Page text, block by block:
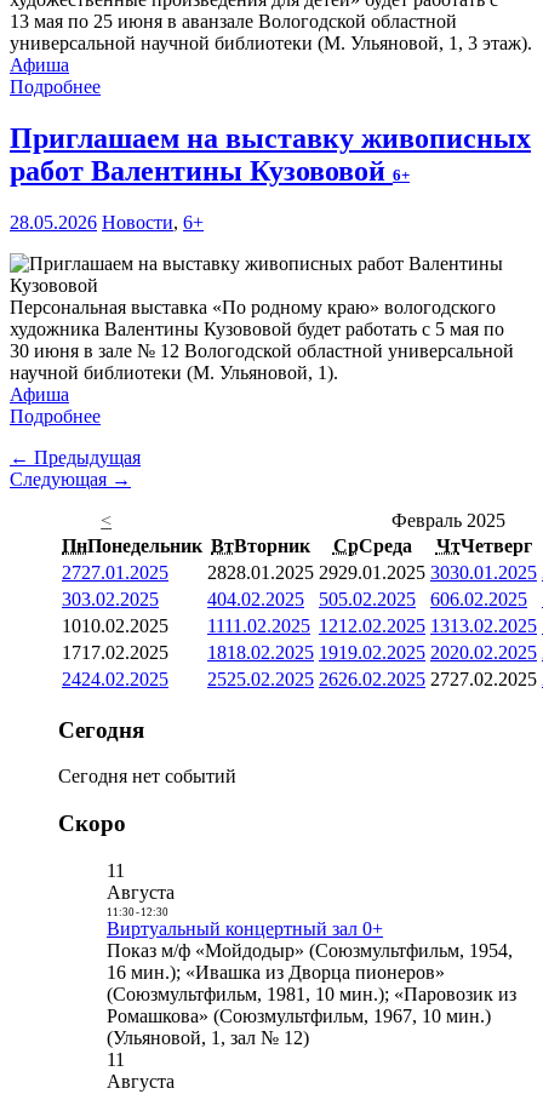
13 мая по 25 июня в аванзале Вологодской областной
универсальной научной библиотеки (М. Ульяновой, 1, 3 этаж).
Афиша
Подробнее
Приглашаем на выставку живописных
работ Валентины Кузововой 6+
28.05.2026 Новости, 6+
Персональная выставка «По родному краю» вологодского
художника Валентины Кузововой будет работать с 5 мая по
30 июня в зале № 12 Вологодской областной универсальной
научной библиотеки (М. Ульяновой, 1).
Афиша
Подробнее
← Предыдущая
Следующая →
<
Февраль 2025
ПнПонедельник ВтВторник СрСреда ЧтЧетверг
2727.01.2025 2828.01.2025 2929.01.2025 3030.01.2025
303.02.2025 404.02.2025 505.02.2025 606.02.2025
1010.02.2025 1111.02.2025 1212.02.2025 1313.02.2025
1717.02.2025 1818.02.2025 1919.02.2025 2020.02.2025
2424.02.2025 2525.02.2025 2626.02.2025 2727.02.2025
Сегодня
Сегодня нет событий
Скоро
11
Августа
11:30- 12:30
Виртуальный концертный зал 0+
Показ м/ф «Мойдодыр» (Союзмультфильм, 1954,
16 мин.); «Ивашка из Дворца пионеров»
(Союзмультфильм, 1981, 10 мин.); «Паровозик из
Ромашкова» (Союзмультфильм, 1967, 10 мин.)
(Ульяновой, 1, зал № 12)
11
Августа